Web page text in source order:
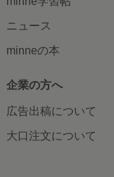
ニュース
minneの本
企業の方へ
広告出稿について
大口注文について